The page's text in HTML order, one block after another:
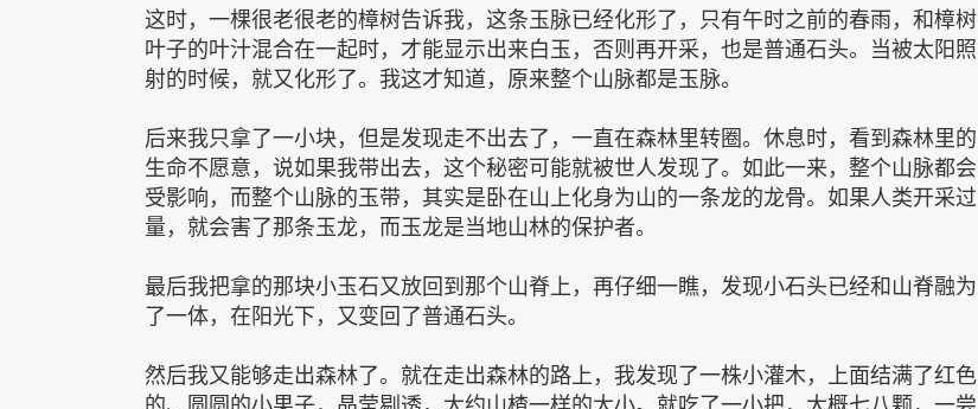
这时，一棵很老很老的樟树告诉我，这条玉脉已经化形了，只有午时之前的春雨，和樟树
叶子的叶汁混合在一起时，才能显示出来白玉，否则再开采，也是普通石头。当被太阳照
射的时候，就又化形了。我这才知道，原来整个山脉都是玉脉。
后来我只拿了一小块，但是发现走不出去了，一直在森林里转圈。休息时，看到森林里的
生命不愿意，说如果我带出去，这个秘密可能就被世人发现了。如此一来，整个山脉都会
受影响，而整个山脉的玉带，其实是卧在山上化身为山的一条龙的龙骨。如果人类开采过
量，就会害了那条玉龙，而玉龙是当地山林的保护者。
最后我把拿的那块小玉石又放回到那个山脊上，再仔细一瞧，发现小石头已经和山脊融为
了一体，在阳光下，又变回了普通石头。
然后我又能够走出森林了。就在走出森林的路上，我发现了一株小灌木，上面结满了红色